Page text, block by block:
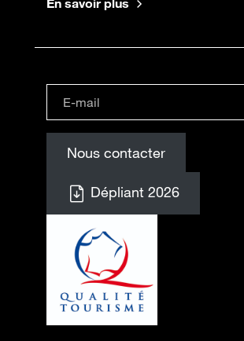
En savoir plus
Nous contacter
Dépliant 2026